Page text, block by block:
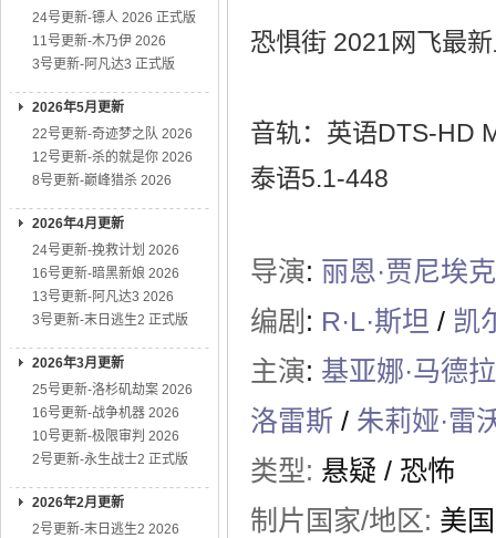
24号更新-镖人 2026 正式版
11号更新-木乃伊 2026
3号更新-阿凡达3 正式版
2026年5月更新
22号更新-奇迹梦之队 2026
12号更新-杀的就是你 2026
8号更新-巅峰猎杀 2026
2026年4月更新
24号更新-挽救计划 2026
16号更新-暗黑新娘 2026
13号更新-阿凡达3 2026
3号更新-末日逃生2 正式版
2026年3月更新
25号更新-洛杉矶劫案 2026
16号更新-战争机器 2026
10号更新-极限审判 2026
2号更新-永生战士2 正式版
2026年2月更新
2号更新-末日逃生2 2026
恐惧街 2021网飞最
音轨：英语DTS-HD
泰语5.1-448
导演: 丽恩·贾尼埃克
编剧 : R·L·斯坦 / 凯
主演: 基亚娜·马德拉
洛雷斯 / 朱莉娅·雷
类型: 悬疑 / 恐怖
制片国家/地区: 美国